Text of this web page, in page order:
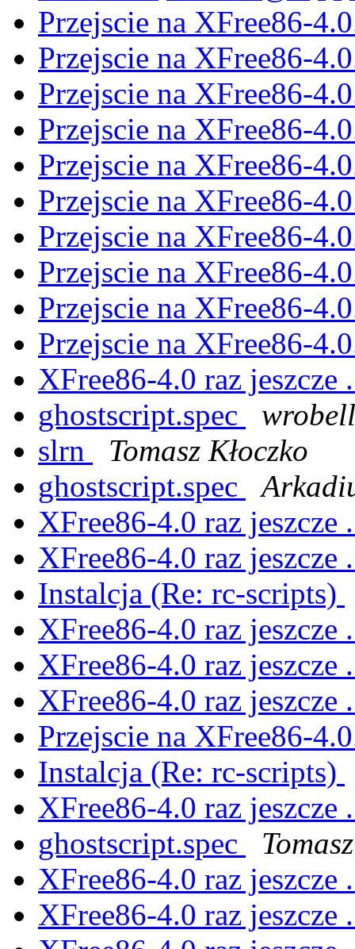
Przejscie na XFree86-
Przejscie na XFree86-
Przejscie na XFree86-
Przejscie na XFree86-
Przejscie na XFree86-
Przejscie na XFree86-
Przejscie na XFree86-
Przejscie na XFree86-
Przejscie na XFree86-
Przejscie na XFree86-
XFree86-4.0 raz jeszcze
ghostscript.spec
wrobell
slrn
Tomasz Kłoczko
ghostscript.spec
XFree86-4.0 raz jeszcze
XFree86-4.0 raz jeszcze
Instalcja (Re: rc-scripts)
XFree86-4.0 raz jeszcze
XFree86-4.0 raz jeszcze
XFree86-4.0 raz jeszcze
Przejscie na XFree86-
Instalcja (Re: rc-scripts)
XFree86-4.0 raz jeszcze
ghostscript.spec
XFree86-4.0 raz jeszcze
XFree86-4.0 raz jeszcze